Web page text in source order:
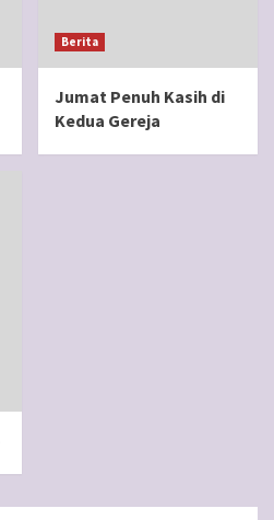
Berita
Jumat Penuh Kasih di
Kedua Gereja